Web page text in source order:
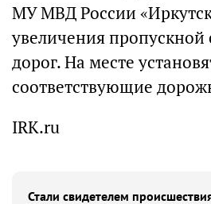
МУ МВД России
увеличения пропускной
дорог. На месте
соответствующие
IRK.ru
Стали свидетелем